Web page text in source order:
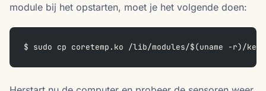
module bij het opstarten, moet je het volgende doen:
$ sudo cp coretemp.ko /lib/modules/$(uname -r)/